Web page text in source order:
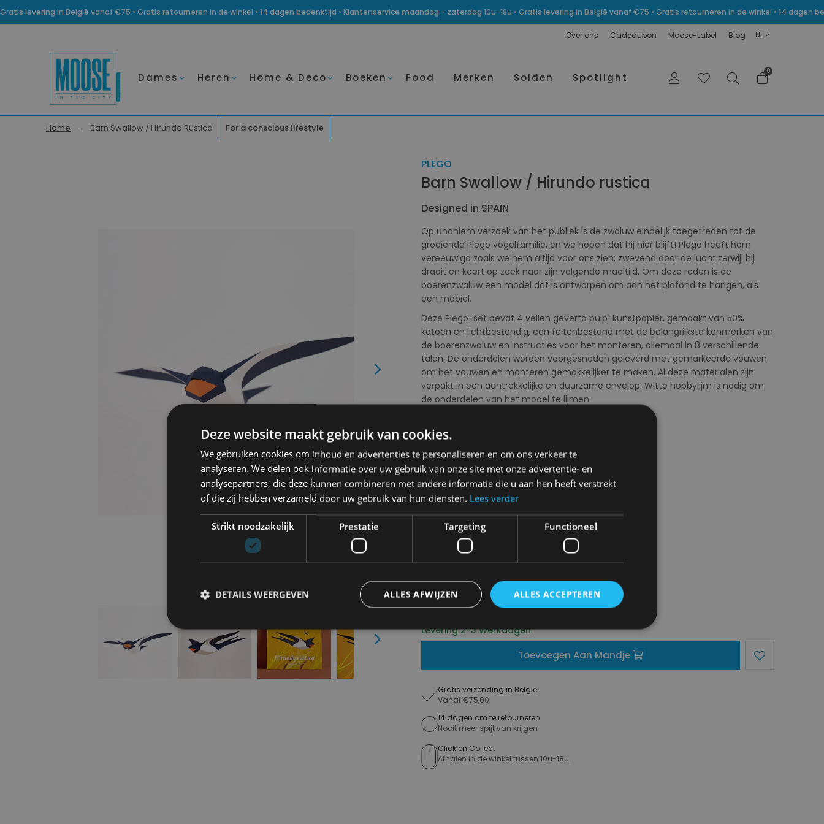
Gratis levering in België vanaf €75 • Gratis retourneren in de winkel • 14 dagen bedenktijd • Klantenservice maandag - zaterdag 10u-18u • Gratis levering in België vanaf €75 • Gratis retourneren in de winkel • 14
Over ons Cadeaubon Moose-Label Blog NL
Dames Heren Home & Deco Boeken Food Merken Solden Spotlight
0
Home Barn Swallow / Hirundo Rustica For a conscious lifestyle
PLEGO
Barn Swallow / Hirundo rustica
Designed in SPAIN
Op unaniem verzoek van het publiek is de zwaluw eindelijk toegetreden tot de
groeiende Plego vogelfamilie, en we hopen dat hij hier blijft! Plego heeft hem
vereeuwigd zoals we hem altijd voor ons zien: zwevend door de lucht terwijl hij
draait en keert op zoek naar zijn volgende maaltijd. Om deze reden is de
boerenzwaluw een model dat is ontworpen om aan het plafond te hangen, als
een mobiel.
Deze Plego-set bevat 4 vellen geverfd pulp-kunstpapier, gemaakt van 50%
katoen en lichtbestendig, een feitenbestand met de belangrijkste kenmerken van
de boerenzwaluw en instructies voor het monteren, allemaal in 8 verschillende
talen. De onderdelen worden voorgesneden geleverd met gemarkeerde vouwen
om het vouwen en monteren gemakkelijker te maken. Al deze materialen zijn
verpakt in een aantrekkelijke en duurzame envelop. Witte hobbylijm is nodig om
de onderdelen van het model te lijmen.
Kies uw kleur:Multi
Kies uw maat:
OS
€ 17,95
Levering 2-3 Werkdagen
Toevoegen Aan Mandje
Gratis verzending in België
Vanaf €75,00
14 dagen om te retourneren
Nooit meer spijt van krijgen
Click en Collect
Afhalen in de winkel tussen 10u-18u.
Deze website maakt gebruik van cookies.
We gebruiken cookies om inhoud en advertenties te personaliseren en om ons verkeer te
analyseren. We delen ook informatie over uw gebruik van onze site met onze advertentie- en
analysepartners, die deze kunnen combineren met andere informatie die u aan hen heeft verstrekt
of die zij hebben verzameld door uw gebruik van hun diensten. Lees verder
Strikt noodzakelijk Prestatie Targeting Functioneel
ALLES ACCEPTEREN
ALLES AFWIJZEN
DETAILS WEERGEVEN